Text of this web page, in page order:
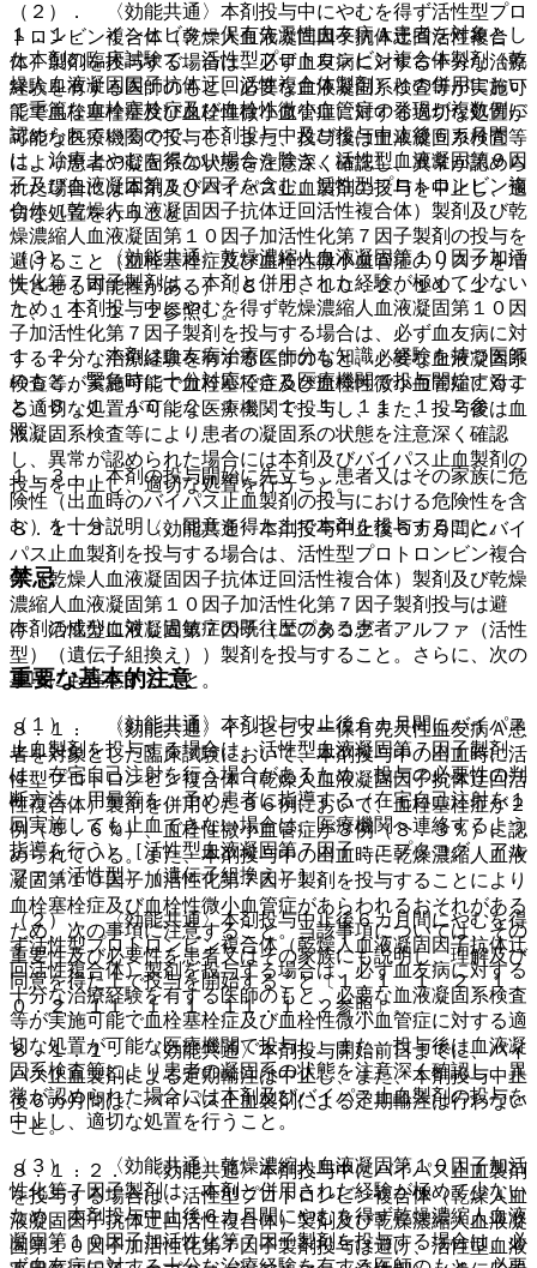
（２）． 〈効能共通〉本剤投与中にやむを得ず活性型プロ
トロンビン複合体（乾燥人血液凝固因子抗体迂回活性複合
体）製剤を投与する場合は、必ず血友病に対する十分な治療
経験を有する医師のもと、必要な血液凝固系検査等が実施可
能で血栓塞栓症及び血栓性微小血管症に対する適切な処置が
可能な医療機関で投与し、また、投与後は血液凝固系検査等
により患者の凝固系の状態を注意深く確認し、異常が認めら
れた場合には本剤及びバイパス止血製剤の投与を中止し、適
切な処置を行うこと。
（３）． 〈効能共通〉乾燥濃縮人血液凝固第１０因子加活
性化第７因子製剤は、本剤と併用された経験が極めて少ない
ため、本剤投与中にやむを得ず乾燥濃縮人血液凝固第１０因
子加活性化第７因子製剤を投与する場合は、必ず血友病に対
する十分な治療経験を有する医師のもと、必要な血液凝固系
検査等が実施可能で血栓塞栓症及び血栓性微小血管症に対す
る適切な処置が可能な医療機関で投与し、また、投与後は血
液凝固系検査等により患者の凝固系の状態を注意深く確認
し、異常が認められた場合には本剤及びバイパス止血製剤の
投与を中止し、適切な処置を行うこと。
８．１．３． 〈効能共通〉本剤投与中止後６カ月間にバイ
パス止血製剤を投与する場合は、活性型プロトロンビン複合
体（乾燥人血液凝固因子抗体迂回活性複合体）製剤及び乾燥
濃縮人血液凝固第１０因子加活性化第７因子製剤投与は避
け、活性型血液凝固第７因子（エプタコグ アルファ（活性
型）（遺伝子組換え））製剤を投与すること。さらに、次の
事項にも注意すること。
（１）． 〈効能共通〉本剤投与中止後６カ月間にバイパス
止血製剤を投与する場合は、活性型血液凝固第７因子製剤
は、在宅自己注射を行う場合があるため、投与の必要性の判
断方法、用量等を、予め患者に指導する（在宅自己注射を１
回実施しても止血できない場合は、医療機関へ連絡するよう
指導を行う）［活性型血液凝固第７因子：エプタコグ アル
ファ（活性型）（遺伝子組換え）］。
（２）． 〈効能共通〉本剤投与中止後６カ月間にやむを得
ず活性型プロトロンビン複合体（乾燥人血液凝固因子抗体迂
回活性複合体）製剤を投与する場合は、必ず血友病に対する
十分な治療経験を有する医師のもと、必要な血液凝固系検査
等が実施可能で血栓塞栓症及び血栓性微小血管症に対する適
切な処置が可能な医療機関で投与し、また、投与後は血液凝
固系検査等により患者の凝固系の状態を注意深く確認し、異
常が認められた場合には本剤及びバイパス止血製剤の投与を
中止し、適切な処置を行うこと。
（３）． 〈効能共通〉乾燥濃縮人血液凝固第１０因子加活
性化第７因子製剤は、本剤と併用された経験が極めて少ない
ため、本剤投与中止後６カ月間にやむを得ず乾燥濃縮人血液
凝固第１０因子加活性化第７因子製剤を投与する場合は、必
１．１． インヒビター保有先天性血友病Ａ患者を対象とし
た本剤の臨床試験で、活性型プロトロンビン複合体製剤（乾
燥人血液凝固因子抗体迂回活性複合体製剤）との併用におい
て重篤な血栓塞栓症及び血栓性微小血管症の発現が複数例に
認められているので、本剤投与中及び投与中止後６カ月間
は、治療上やむを得ない場合を除き、活性型血液凝固第９因
子及び血液凝固第１０因子を含む、活性型プロトロンビン複
合体（乾燥人血液凝固因子抗体迂回活性複合体）製剤及び乾
燥濃縮人血液凝固第１０因子加活性化第７因子製剤の投与を
避けること（血栓塞栓症及び血栓性微小血管症のリスクを増
大させる可能性がある）〔８．１、１０．２、１１．１．
１、１１．１．２参照〕。
１．２． 本剤は血友病治療に十分な知識・経験を持つ医師
のもと、緊急時に十分対応できる医療機関で投与開始するこ
と〔８．１、１０．２、１１．１．１、１１．１．２参
照〕。
１．３． 本剤の投与開始に先立ち、患者又はその家族に危
険性（出血時のバイパス止血製剤の投与における危険性を含
む）を十分説明し、同意を得た上で本剤を投与すること。
禁忌
本剤の成分に対し過敏症の既往歴のある患者。
重要な基本的注意
８．１． 〈効能共通〉インヒビター保有先天性血友病Ａ患
者を対象とした臨床試験において、本剤投与中の出血時に活
性型プロトロンビン複合体（乾燥人血液凝固因子抗体迂回活
性複合体）製剤を併用した３６例において、血栓塞栓症が２
例（５．６％）、血栓性微小血管症が３例（８．３％）に認
められている。また、本剤投与中の出血時に乾燥濃縮人血液
凝固第１０因子加活性化第７因子製剤を投与することにより
血栓塞栓症及び血栓性微小血管症があらわれるおそれがある
ため、次の事項に注意すること。当該事項については、その
重要性及び必要性を患者又はその家族にも説明し、理解及び
同意を得た上で投与を開始すること〔１．１、１．２、１
０．２、１１．１．１、１１．１．２参照〕。
８．１．１． 〈効能共通〉本剤投与開始前日までに、バイ
パス止血製剤による定期輸注は中止し、また、本剤投与中止
後６カ月間は、バイパス止血製剤による定期輸注は行わない
こと。
８．１．２． 〈効能共通〉本剤投与中にバイパス止血製剤
を投与する場合は、活性型プロトロンビン複合体（乾燥人血
液凝固因子抗体迂回活性複合体）製剤及び乾燥濃縮人血液凝
固第１０因子加活性化第７因子製剤投与は避け、活性型血液